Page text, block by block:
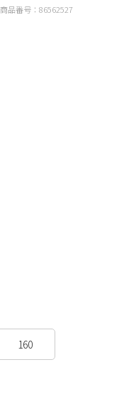
160
商品番号： 86562527